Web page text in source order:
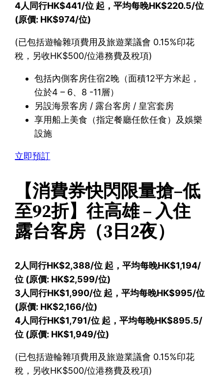
4人同行HK$441/位 起，平均每晚HK$220.5/位
(原價: HK$974/位)
(已包括遊輪雜項費用及旅遊業議會 0.15%印花
稅，另收HK$500/位港務費及稅項)
包括內側客房住宿2晚（面積12平方米起，
位於4 – 6、8 -11層）
另設海景客房 / 露台客房 / 皇宮套房
享用船上美食（指定餐廳任飲任食）及娛樂
設施
立即預訂
【消費券快閃限量搶–低
至92折】往高雄 – 入住
露台客房（3日2夜）
2人同行HK$2,388/位 起，平均每晚HK$1,194/
位 (原價: HK$2,599/位)
3人同行HK$1,990/位 起，平均每晚HK$995/位
(原價: HK$2,166/位)
4人同行HK$1,791/位 起，平均每晚HK$895.5/
位 (原價: HK$1,949/位)
(已包括遊輪雜項費用及旅遊業議會 0.15%印花
稅，另收HK$500/位港務費及稅項)